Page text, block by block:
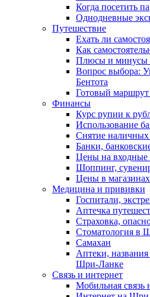
Когда посетить
Однодневные
Путешествие
Ехать ли
Как
Плюсы и
Вопрос выбора:
Бентота
Готовый маршрут
Финансы
Курс рупии к
Использование
Снятие наличных
Банки,
Цены на входные
Шоппинг,
Цены в магазинах
Медицина и прививки
Госпитали,
Аптечка
Страховка,
Стоматология в
Самахан
Аптеки, названия
Шри-Ланке
Связь и интернет
Мобильная